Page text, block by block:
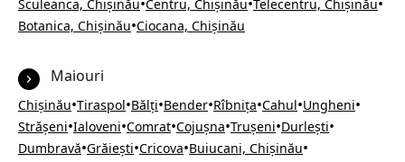
Sculeanca, Chișinău•Centru, Chișinău•Telecentru, Chișinău•
Botanica, Chișinău•Ciocana, Chișinău
Maiouri
Chișinău•Tiraspol•Bălți•Bender•Rîbnița•Cahul•Ungheni•
Strășeni•Ialoveni•Comrat•Cojușna•Trușeni•Durlești•
Dumbravă•Grăiești•Cricova•Buiucani, Chișinău•